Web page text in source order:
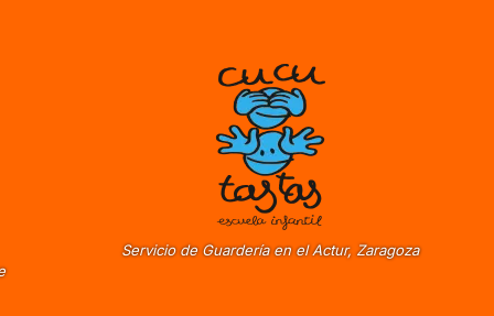
Servicio de Guardería en el Actur, Zaragoza